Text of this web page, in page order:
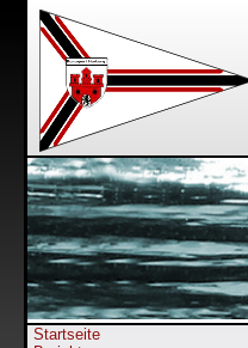
Startseite